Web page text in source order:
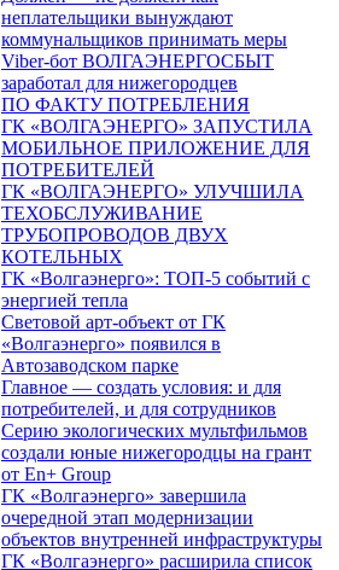
неплательщики вынуждают
коммунальщиков принимать меры
Viber-бот ВОЛГАЭНЕРГОСБЫТ
заработал для нижегородцев
ПО ФАКТУ ПОТРЕБЛЕНИЯ
ГК «ВОЛГАЭНЕРГО» ЗАПУСТИЛА
МОБИЛЬНОЕ ПРИЛОЖЕНИЕ ДЛЯ
ПОТРЕБИТЕЛЕЙ
ГК «ВОЛГАЭНЕРГО» УЛУЧШИЛА
ТЕХОБСЛУЖИВАНИЕ
ТРУБОПРОВОДОВ ДВУХ
КОТЕЛЬНЫХ
ГК «Волгаэнерго»: ТОП-5 событий с
энергией тепла
Световой арт-объект от ГК
«Волгаэнерго» появился в
Автозаводском парке
Главное — создать условия: и для
потребителей, и для сотрудников
Серию экологических мультфильмов
создали юные нижегородцы на грант
от En+ Group
ГК «Волгаэнерго» завершила
очередной этап модернизации
объектов внутренней инфраструктуры
ГК «Волгаэнерго» расширила список